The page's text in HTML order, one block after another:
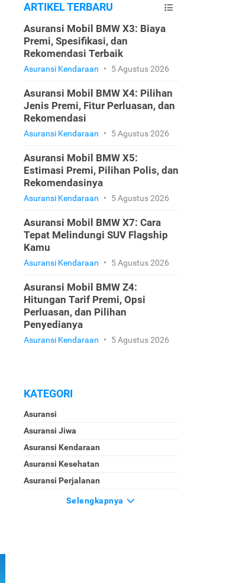
ARTIKEL TERBARU
Asuransi Mobil BMW X3: Biaya
Premi, Spesifikasi, dan
Rekomendasi Terbaik
Asuransi Kendaraan • 5 Agustus 2026
Asuransi Mobil BMW X4: Pilihan
Jenis Premi, Fitur Perluasan, dan
Rekomendasi
Asuransi Kendaraan • 5 Agustus 2026
Asuransi Mobil BMW X5:
Estimasi Premi, Pilihan Polis, dan
Rekomendasinya
Asuransi Kendaraan • 5 Agustus 2026
Asuransi Mobil BMW X7: Cara
Tepat Melindungi SUV Flagship
Kamu
Asuransi Kendaraan • 5 Agustus 2026
Asuransi Mobil BMW Z4:
Hitungan Tarif Premi, Opsi
Perluasan, dan Pilihan
Penyedianya
Asuransi Kendaraan • 5 Agustus 2026
KATEGORI
Asuransi
Asuransi Jiwa
Asuransi Kendaraan
Asuransi Kesehatan
Asuransi Perjalanan
Selengkapnya